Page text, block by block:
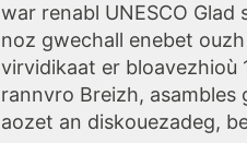
war renabl UNESCO
noz gwechall enebet
virvidikaat er bloavezhioù
rannvro Breizh, asambles
aozet an diskouezadeg,